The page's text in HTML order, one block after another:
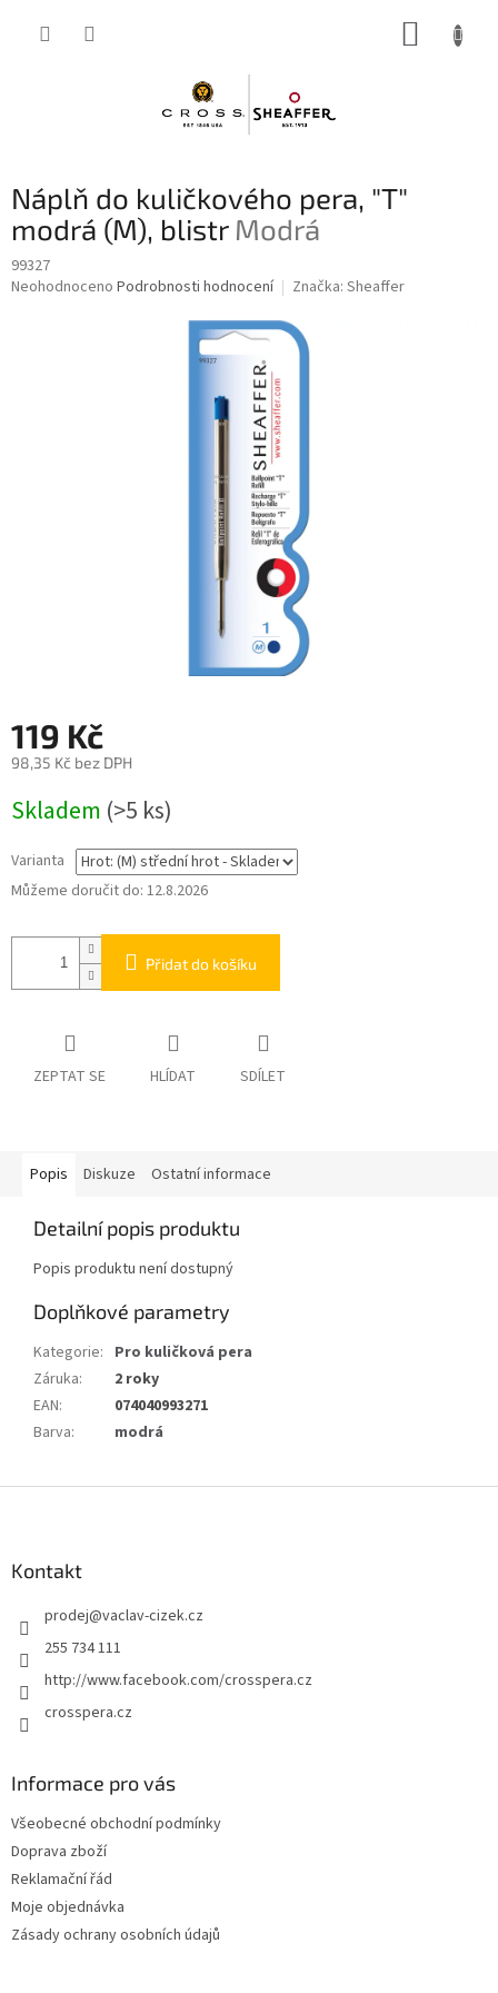
Náplň do kuličkového pera, "T"
modrá (M), blistr Modrá
99327
Průměrné
Neohodnoceno Podrobnosti hodnocení Značka: Sheaffer
119 Kč
98,35 Kč bez DPH
cena:
Skladem (>5 ks)
Varianta
Můžeme doručit do: 12.8.2026
Přidat do košíku
ZEPTAT SE HLÍDAT SDÍLET
Popis Diskuze Ostatní informace
Detailní popis produktu
Popis produktu není dostupný
Doplňkové parametry
Kategorie: Pro kuličková pera
Záruka:
2 roky
EAN:
074040993271
Barva: modrá
Kontakt
prodej@vaclav-cizek.cz
255 734 111
http://www.facebook.com/crosspera.cz
crosspera.cz
Informace pro vás
Všeobecné obchodní podmínky
Doprava zboží
Reklamační řád
Moje objednávka
Zásady ochrany osobních údajů